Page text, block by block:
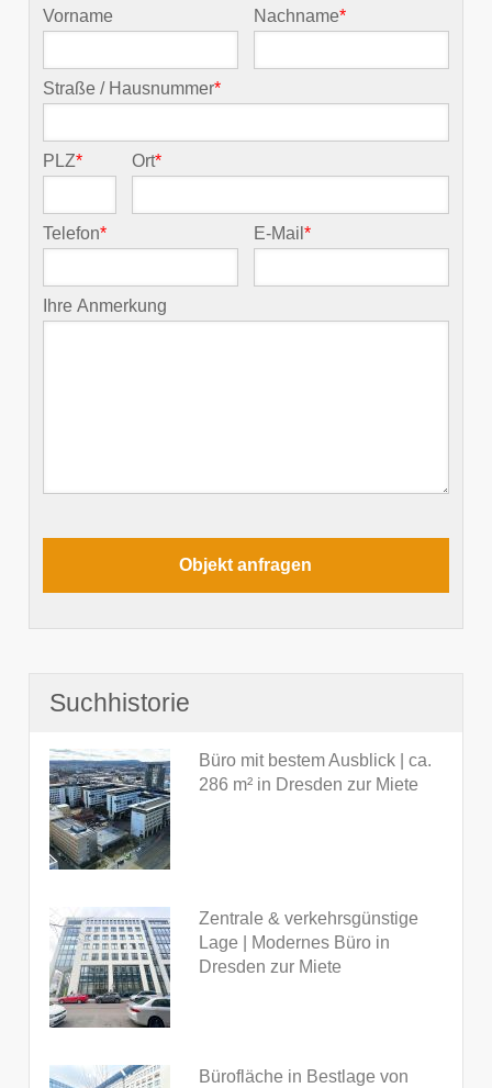
Vorname Nachname*
Straße / Hausnummer*
PLZ* Ort*
Telefon* E-Mail*
Ihre Anmerkung
Suchhistorie
Büro mit bestem Ausblick | ca.
286 m² in Dresden zur Miete
Zentrale & verkehrsgünstige
Lage | Modernes Büro in
Dresden zur Miete
Bürofläche in Bestlage von